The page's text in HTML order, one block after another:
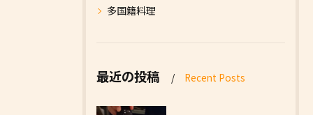
多国籍料理
最近の投稿 Recent Posts